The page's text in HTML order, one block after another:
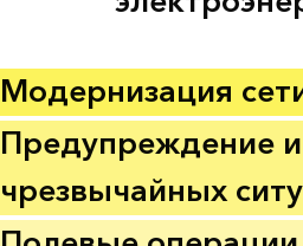
Модернизация
Предупреждение
чрезвычайных